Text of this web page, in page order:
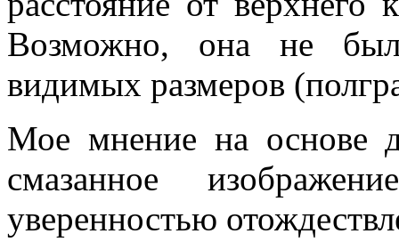
Возможно, она не
видимых размеров
Мое мнение на основе
смазанное
уверенностью